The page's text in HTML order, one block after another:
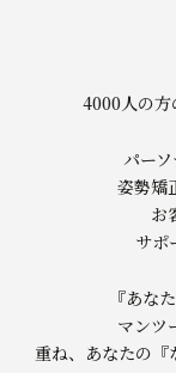
4000人の方
パー
姿勢矯
お
サポ
『あな
マンツ
重ね、あなたの『